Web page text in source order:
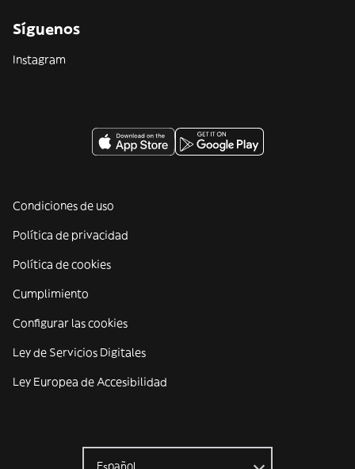
Síguenos
Instagram
Condiciones de uso
Política de privacidad
Política de cookies
Cumplimiento
Configurar las cookies
Ley de Servicios Digitales
Ley Europea de Accesibilidad